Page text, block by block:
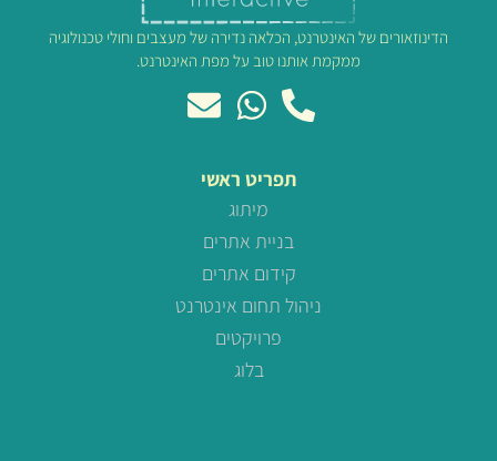
הדינוזאורים של האינטרנט, הכלאה נדירה של מעצבים וחולי טכנולוגיה
ממקמת אותנו טוב על מפת האינטרנט.
תפריט ראשי
מיתוג
בניית אתרים
קידום אתרים
ניהול תחום אינטרנט
פרויקטים
בלוג